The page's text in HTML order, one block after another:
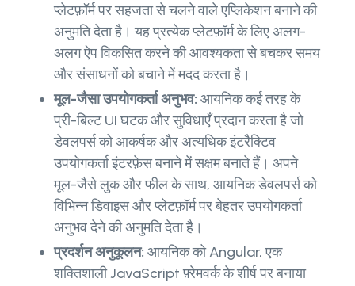
प्लेटफ़ॉर्म पर सहजता से चलने वाले एप्लिकेशन बनाने की
अनुमति देता है। यह प्रत्येक प्लेटफ़ॉर्म के लिए अलग-
अलग ऐप विकसित करने की आवश्यकता से बचकर समय
और संसाधनों को बचाने में मदद करता है।
मूल-जैसा उपयोगकर्ता अनुभव: आयनिक कई तरह के
प्री-बिल्ट UI घटक और सुविधाएँ प्रदान करता है जो
डेवलपर्स को आकर्षक और अत्यधिक इंटरैक्टिव
उपयोगकर्ता इंटरफ़ेस बनाने में सक्षम बनाते हैं। अपने
मूल-जैसे लुक और फील के साथ, आयनिक डेवलपर्स को
विभिन्न डिवाइस और प्लेटफ़ॉर्म पर बेहतर उपयोगकर्ता
अनुभव देने की अनुमति देता है।
प्रदर्शन अनुकूलन: आयनिक को Angular, एक
शक्तिशाली JavaScript फ़्रेमवर्क के शीर्ष पर बनाया